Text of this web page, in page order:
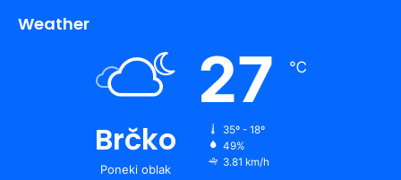
Weather
Brčko
Poneki oblak
27 ℃
35º - 18º
49%
3.81 km/h